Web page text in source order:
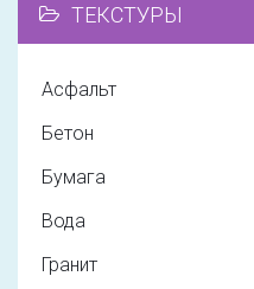
ТЕКСТУРЫ
Асфальт
Бетон
Бумага
Вода
Гранит